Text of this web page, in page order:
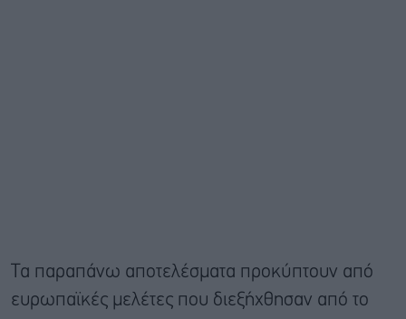
Τα παραπάνω αποτελέσματα προκύπτουν από
ευρωπαϊκές μελέτες που διεξήχθησαν από το